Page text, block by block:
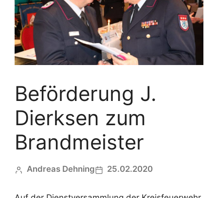
Beförderung J.
Dierksen zum
Brandmeister
Andreas Dehning 25.02.2020